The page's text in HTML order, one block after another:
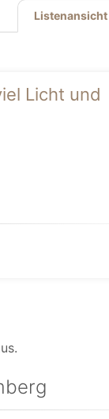
Listenansicht
Licht und